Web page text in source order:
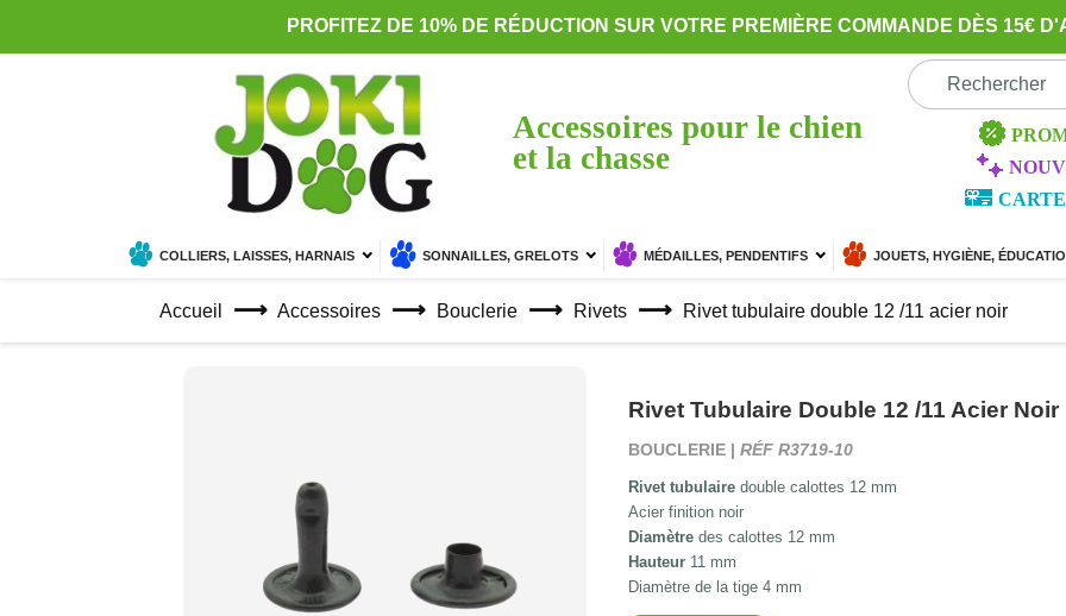
PROFITEZ DE 10% DE RÉDUCTION SUR VOTRE PREMIÈRE COMMANDE DÈS 15€
Accessoires pour le chien
et la chasse
COLLIERS, LAISSES, HARNAIS SONNAILLES, GRELOTS MÉDAILLES, PENDENTIFS JOUETS, HYGIÈNE,
Accueil Accessoires Bouclerie Rivets Rivet tubulaire double 12 /11 acier noir
Rivet Tubulaire Double 12 /11 Acier Noir
BOUCLERIE | RÉF R3719-10
Rivet tubulairedouble calottes 12 mm
Acier finition noir
Diamètredes calottes 12 mm
Hauteur11 mm
Diamètre de la tige 4 mm